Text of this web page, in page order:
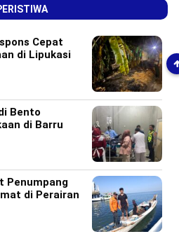
Cepat
di Lipukasi
Bento
di Barru
Penumpang
di Perairan